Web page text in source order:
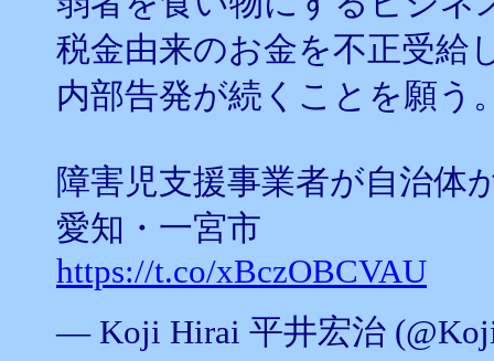
税金由来のお金を不正受給
内部告発が続くことを願う
障害児支援事業者が自治
愛知・一宮市
https://t.co/xBczOBCVAU
— Koji Hirai 平井宏治